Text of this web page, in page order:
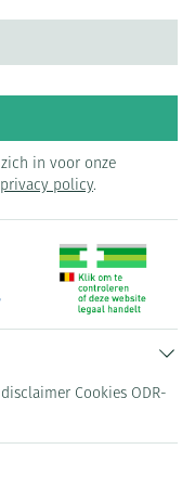
in voor onze
privacy policy.
Cookies ODR-